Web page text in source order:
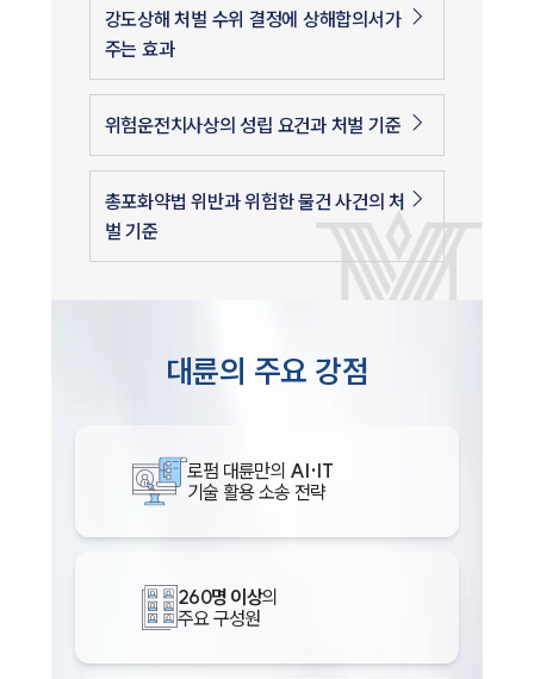
강도상해 처벌 수위 결정에 상해합의서가
주는 효과
위험운전치사상의 성립 요건과 처벌 기준
총포화약법 위반과 위험한 물건 사건의 처
벌 기준
대륜의 주요 강점
로펌 대륜만의 AI·IT
기술 활용 소송 전략
260명 이상의
주요 구성원